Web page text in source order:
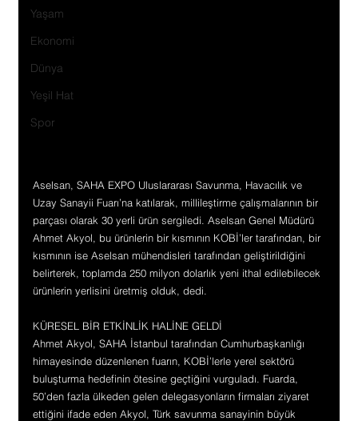
Yaşam
Ekonomi
Dünya
Yeşil Hat
Spor
Aselsan, SAHA EXPO Uluslararası Savunma, Havacılık ve
Uzay Sanayii Fuarı’na katılarak, millileştirme çalışmalarının bir
parçası olarak 30 yerli ürün sergiledi. Aselsan Genel Müdürü
Ahmet Akyol, bu ürünlerin bir kısmının KOBİ’ler tarafından, bir
kısmının ise Aselsan mühendisleri tarafından geliştirildiğini
belirterek, toplamda 250 milyon dolarlık yeni ithal edilebilecek
ürünlerin yerlisini üretmiş olduk, dedi.
KÜRESEL BİR ETKİNLİK HALİNE GELDİ
Ahmet Akyol, SAHA İstanbul tarafından Cumhurbaşkanlığı
himayesinde düzenlenen fuarın, KOBİ’lerle yerel sektörü
buluşturma hedefinin ötesine geçtiğini vurguladı. Fuarda,
50’den fazla ülkeden gelen delegasyonların firmaları ziyaret
ettiğini ifade eden Akyol, Türk savunma sanayinin büyük